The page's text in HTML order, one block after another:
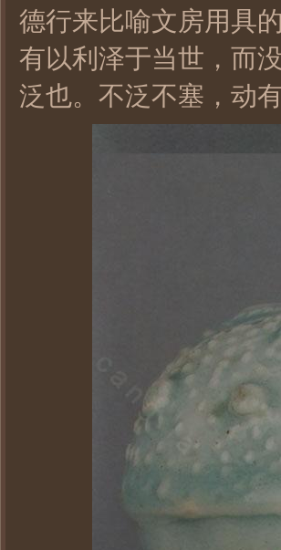
德行来比喻文房用具
有以利泽于当世，而
泛也。不泛不塞，动